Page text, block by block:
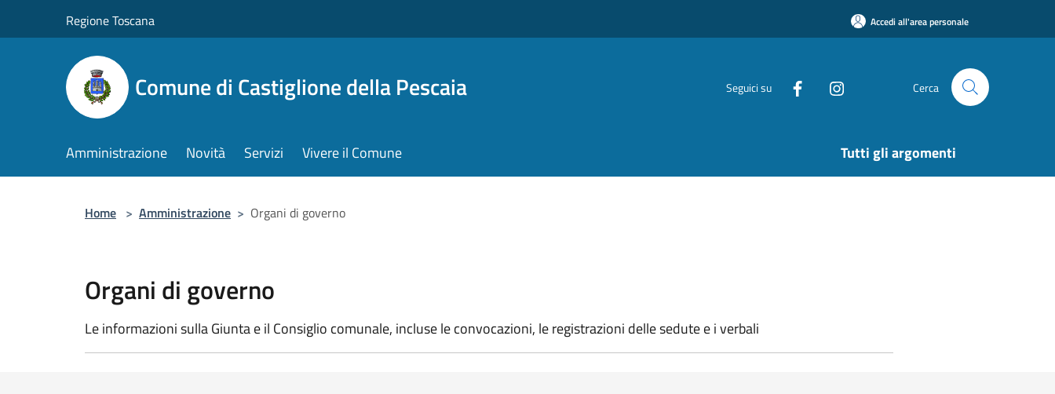
Regione Toscana Accedi all'area personale
Comune di Castiglione della Pescaia Seguici su Cerca
Amministrazione Novità Servizi Vivere il Comune Tutti gli argomenti
Home > Amministrazione > Organi di governo
Organi di governo
Le informazioni sulla Giunta e il Consiglio comunale, incluse le convocazioni, le registrazioni delle sedute e i verbali